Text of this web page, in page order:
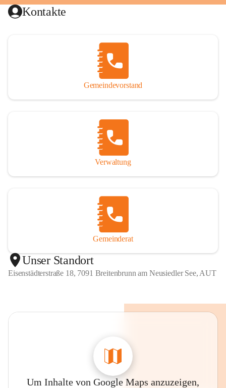
Kontakte
Gemeindevorstand
Verwaltung
Gemeinderat
Unser Standort
Eisenstädterstraße 18, 7091 Breitenbrunn am Neusiedler See, AUT
Um Inhalte von Google Maps anzuzeigen,